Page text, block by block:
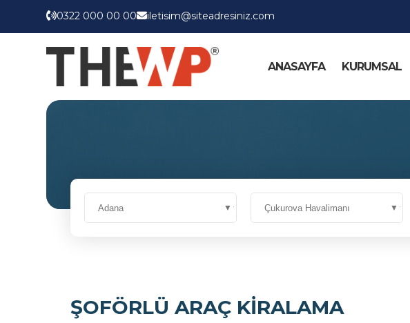
0322 000 00 00 iletisim@siteadresiniz.com
ANASAYFA KURUMSAL
ŞOFÖRLÜ ARAÇ KİRALAMA